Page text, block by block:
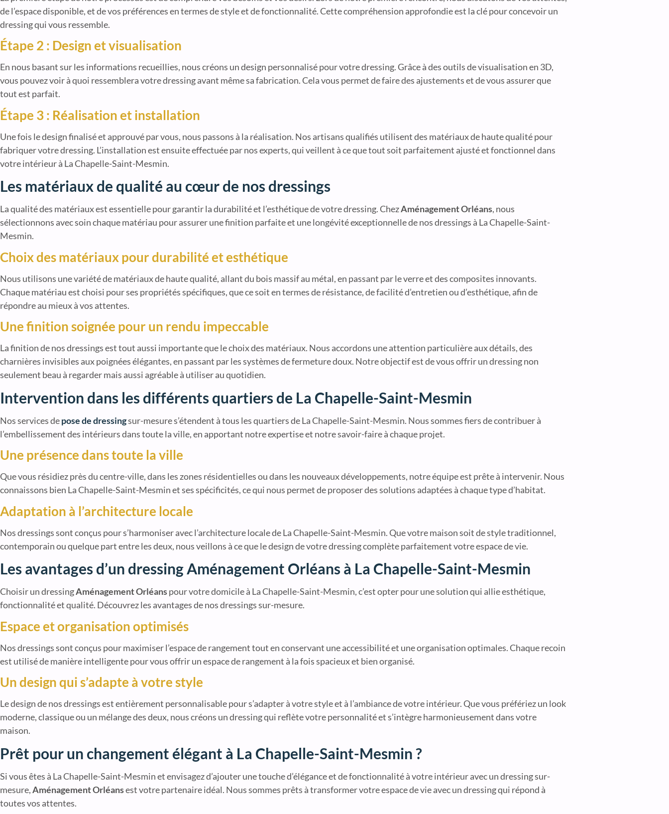
de l’espace disponible, et de vos préférences en termes de style et de fonctionnalité. Cette compréhension approfondie est la clé pour concevoir un
dressing qui vous ressemble.
Étape 2 : Design et visualisation
En nous basant sur les informations recueillies, nous créons un design personnalisé pour votre dressing. Grâce à des outils de visualisation en 3D,
vous pouvez voir à quoi ressemblera votre dressing avant même sa fabrication. Cela vous permet de faire des ajustements et de vous assurer que
tout est parfait.
Étape 3 : Réalisation et installation
Une fois le design finalisé et approuvé par vous, nous passons à la réalisation. Nos artisans qualifiés utilisent des matériaux de haute qualité pour
fabriquer votre dressing. L’installation est ensuite effectuée par nos experts, qui veillent à ce que tout soit parfaitement ajusté et fonctionnel dans
votre intérieur à La Chapelle-Saint-Mesmin.
Les matériaux de qualité au cœur de nos dressings
La qualité des matériaux est essentielle pour garantir la durabilité et l’esthétique de votre dressing. ChezAménagement Orléans, nous
sélectionnons avec soin chaque matériau pour assurer une finition parfaite et une longévité exceptionnelle de nos dressings à La Chapelle-Saint-
Mesmin.
Choix des matériaux pour durabilité et esthétique
Nous utilisons une variété de matériaux de haute qualité, allant du bois massif au métal, en passant par le verre et des composites innovants.
Chaque matériau est choisi pour ses propriétés spécifiques, que ce soit en termes de résistance, de facilité d’entretien ou d’esthétique, afin de
répondre au mieux à vos attentes.
Une finition soignée pour un rendu impeccable
La finition de nos dressings est tout aussi importante que le choix des matériaux. Nous accordons une attention particulière aux détails, des
charnières invisibles aux poignées élégantes, en passant par les systèmes de fermeture doux. Notre objectif est de vous offrir un dressing non
seulement beau à regarder mais aussi agréable à utiliser au quotidien.
Intervention dans les différents quartiers de La Chapelle-Saint-Mesmin
Nos services depose de dressingsur-mesure s’étendent à tous les quartiers de La Chapelle-Saint-Mesmin. Nous sommes fiers de contribuer à
l’embellissement des intérieurs dans toute la ville, en apportant notre expertise et notre savoir-faire à chaque projet.
Une présence dans toute la ville
Que vous résidiez près du centre-ville, dans les zones résidentielles ou dans les nouveaux développements, notre équipe est prête à intervenir. Nous
connaissons bien La Chapelle-Saint-Mesmin et ses spécificités, ce qui nous permet de proposer des solutions adaptées à chaque type d’habitat.
Adaptation à l’architecture locale
Nos dressings sont conçus pour s’harmoniser avec l’architecture locale de La Chapelle-Saint-Mesmin. Que votre maison soit de style traditionnel,
contemporain ou quelque part entre les deux, nous veillons à ce que le design de votre dressing complète parfaitement votre espace de vie.
Les avantages d’un dressing Aménagement Orléans à La Chapelle-Saint-Mesmin
Choisir un dressingAménagement Orléanspour votre domicile à La Chapelle-Saint-Mesmin, c’est opter pour une solution qui allie esthétique,
fonctionnalité et qualité. Découvrez les avantages de nos dressings sur-mesure.
Espace et organisation optimisés
Nos dressings sont conçus pour maximiser l’espace de rangement tout en conservant une accessibilité et une organisation optimales. Chaque recoin
est utilisé de manière intelligente pour vous offrir un espace de rangement à la fois spacieux et bien organisé.
Un design qui s’adapte à votre style
Le design de nos dressings est entièrement personnalisable pour s’adapter à votre style et à l’ambiance de votre intérieur. Que vous préfériez un look
moderne, classique ou un mélange des deux, nous créons un dressing qui reflète votre personnalité et s’intègre harmonieusement dans votre
maison.
Prêt pour un changement élégant à La Chapelle-Saint-Mesmin ?
Si vous êtes à La Chapelle-Saint-Mesmin et envisagez d’ajouter une touche d’élégance et de fonctionnalité à votre intérieur avec un dressing sur-
mesure,Aménagement Orléansest votre partenaire idéal. Nous sommes prêts à transformer votre espace de vie avec un dressing qui répond à
toutes vos attentes.